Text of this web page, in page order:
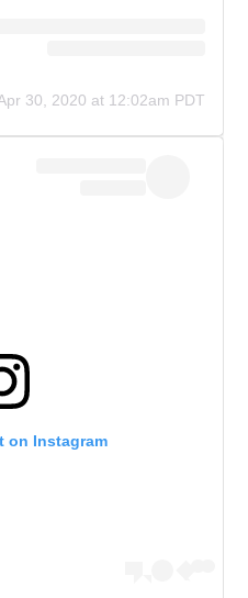
30, 2020 at 12:02am PDT
on Instagram